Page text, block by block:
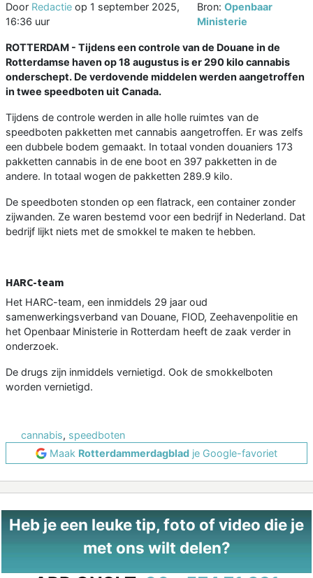
Door Redactie op 1 september 2025,
16:36 uur
Bron: Openbaar
Ministerie
ROTTERDAM - Tijdens een controle van de Douane in de
Rotterdamse haven op 18 augustus is er 290 kilo cannabis
onderschept. De verdovende middelen werden aangetroffen
in twee speedboten uit Canada.
Tijdens de controle werden in alle holle ruimtes van de
speedboten pakketten met cannabis aangetroffen. Er was zelfs
een dubbele bodem gemaakt. In totaal vonden douaniers 173
pakketten cannabis in de ene boot en 397 pakketten in de
andere. In totaal wogen de pakketten 289.9 kilo.
De speedboten stonden op een flatrack, een container zonder
zijwanden. Ze waren bestemd voor een bedrijf in Nederland. Dat
bedrijf lijkt niets met de smokkel te maken te hebben.
HARC-team
Het HARC-team, een inmiddels 29 jaar oud
samenwerkingsverband van Douane, FIOD, Zeehavenpolitie en
het Openbaar Ministerie in Rotterdam heeft de zaak verder in
onderzoek.
De drugs zijn inmiddels vernietigd. Ook de smokkelboten
worden vernietigd.
cannabis, speedboten
Maak Rotterdammerdagblad je Google-favoriet
Heb je een leuke tip, foto of video die je
met ons wilt delen?